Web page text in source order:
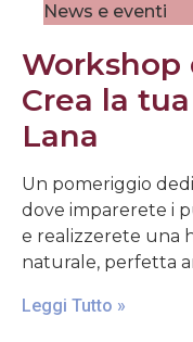
News e eventi
Workshop
Crea la
Lana
Un pomeriggio
dove imparerete i
e realizzerete una
naturale, perfetta
Leggi Tutto »